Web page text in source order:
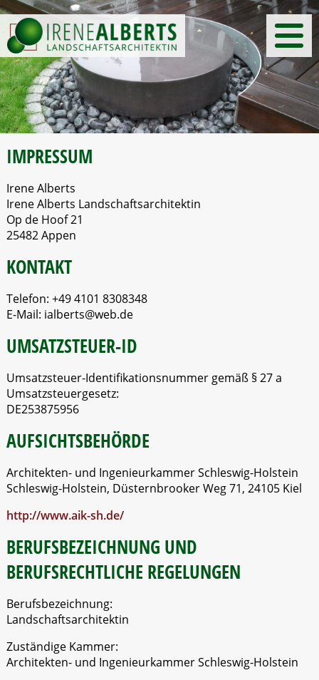
Leistungen
Projekte
IMPRESSUM
Irene Alberts
Irene Alberts Landschaftsarchitektin
Op de Hoof 21
25482 Appen
KONTAKT
Telefon: +49 4101 8308348
E-Mail: ialberts@web.de
UMSATZSTEUER-ID
Umsatzsteuer-Identifikationsnummer gemäß § 27 a
Umsatzsteuergesetz:
DE253875956
AUFSICHTSBEHÖRDE
Architekten- und Ingenieurkammer Schleswig-Holstein
Schleswig-Holstein, Düsternbrooker Weg 71, 24105 Kiel
http://www.aik-sh.de/
BERUFSBEZEICHNUNG UND
BERUFSRECHTLICHE REGELUNGEN
Berufsbezeichnung:
Landschaftsarchitektin
Zuständige Kammer:
Architekten- und Ingenieurkammer Schleswig-Holstein